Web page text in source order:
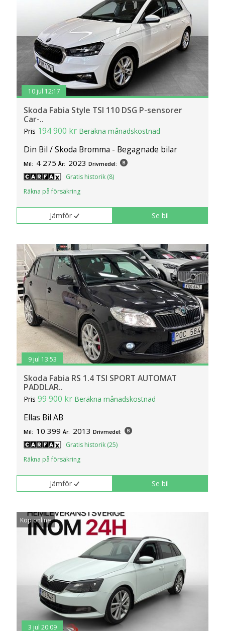
10 jul 12:17
Skoda Fabia Style TSI 110 DSG P-sensorer
Car-..
Pris 194 900 kr Beräkna månadskostnad
Din Bil / Skoda Bromma - Begagnade bilar
Mil: 4 275 År: 2023 Drivmedel:
Gratis historik (8)
Räkna på försäkring
Jämför Se bil
9 jul 13:53
Skoda Fabia RS 1.4 TSI SPORT AUTOMAT
PADDLAR..
Pris99 900 kr Beräkna månadskostnad
Ellas Bil AB
Mil: 10 399 År: 2013 Drivmedel:
Gratis historik (25)
Räkna på försäkring
Jämför Se bil
Köp online
3 jul 20:09